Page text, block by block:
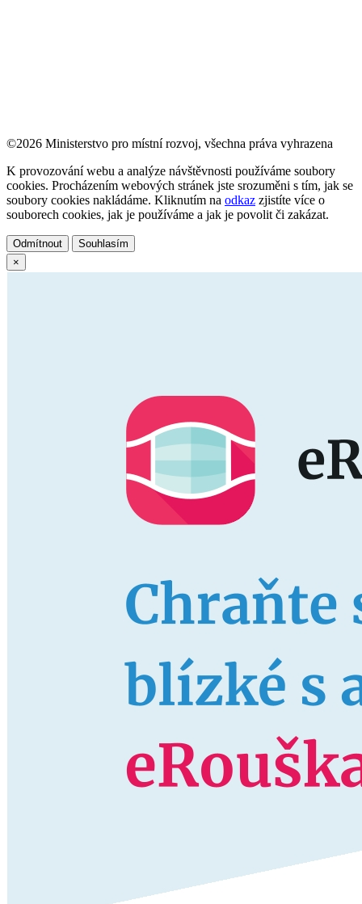
©2026 Ministerstvo pro místní rozvoj, všechna práva vyhrazena
K provozování webu a analýze návštěvnosti používáme soubory
cookies. Procházením webových stránek jste srozuměni s tím, jak se
soubory cookies nakládáme. Kliknutím na odkaz zjistíte více o
souborech cookies, jak je používáme a jak je povolit či zakázat.
Odmítnout
Souhlasím
×